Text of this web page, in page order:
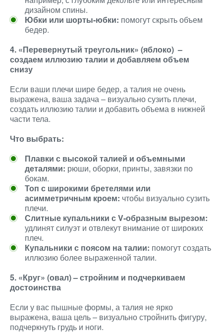
дизайном спины.
Юбки или шорты-юбки: помогут скрыть объем
бедер.
4. «Перевернутый треугольник» (яблоко) –
создаем иллюзию талии и добавляем объем
снизу
Если ваши плечи шире бедер, а талия не очень
выражена, ваша задача – визуально сузить плечи,
создать иллюзию талии и добавить объема в нижней
части тела.
Что выбрать:
Плавки с высокой талией и объемными
деталями: рюши, оборки, принты, завязки по
бокам.
Топ с широкими бретелями или
асимметричным кроем: чтобы визуально сузить
плечи.
Слитные купальники с V-образным вырезом:
удлинят силуэт и отвлекут внимание от широких
плеч.
Купальники с поясом на талии: помогут создать
иллюзию более выраженной талии.
5. «Круг» (овал) – стройним и подчеркиваем
достоинства
Если у вас пышные формы, а талия не ярко
выражена, ваша цель – визуально стройнить фигуру,
подчеркнуть грудь и ноги.